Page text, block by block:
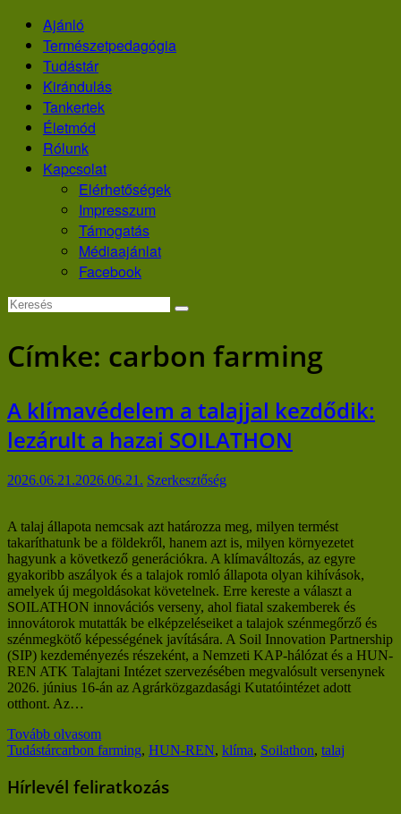
Skip
content
Ajánló
Természetpedagógia
Tudástár
Kirándulás
Tankertek
Életmód
Rólunk
Kapcsolat
Elérhetőségek
Impresszum
Támogatás
Médiaajánlat
Facebook
Címke: carbon farming
A klímavédelem a talajjal kezdődik:
lezárult a hazai SOILATHON
2026.06.21.2026.06.21. Szerkesztőség
A talaj állapota nemcsak azt határozza meg, milyen termést
takaríthatunk be a földekről, hanem azt is, milyen környezetet
hagyunk a következő generációkra. A klímaváltozás, az egyre
gyakoribb aszályok és a talajok romló állapota olyan kihívások,
amelyek új megoldásokat követelnek. Erre kereste a választ a
SOILATHON innovációs verseny, ahol fiatal szakemberek és
innovátorok mutatták be elképzeléseiket a talajok szénmegőrző és
szénmegkötő képességének javítására. A Soil Innovation Partnership
(SIP) kezdeményezés részeként, a Nemzeti KAP-hálózat és a HUN-
REN ATK Talajtani Intézet szervezésében megvalósult versenynek
2026. június 16-án az Agrárközgazdasági Kutatóintézet adott
otthont. Az…
Tovább olvasom
Tudástárcarbon farming, HUN-REN, klíma, Soilathon, talaj
Hírlevél feliratkozás